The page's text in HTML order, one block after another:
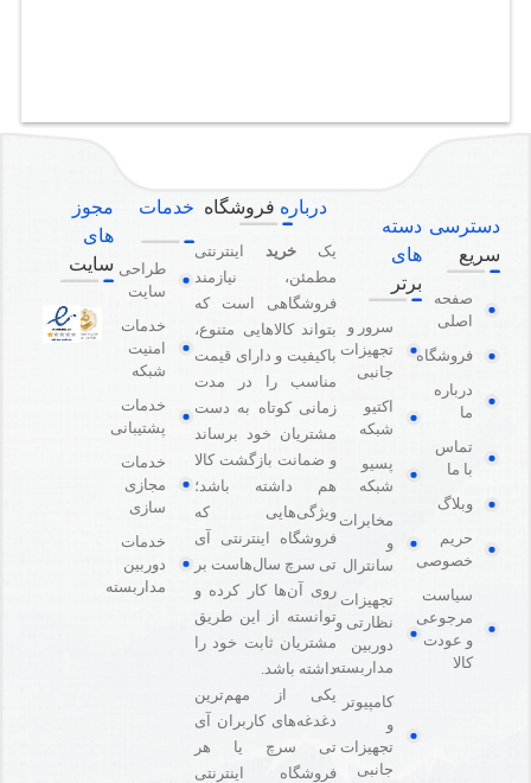
دسترسی
سریع
صفحه
اصلی
فروشگاه
درباره
ما
تماس
با ما
وبلاگ
حریم
خصوصی
سیاست
مرجوعی
و عودت
کالا
دسته
های
برتر
سرور و
تجهیزات
جانبی
اکتیو
شبکه
پسیو
شبکه
مخابرات
و
سانترال
تجهیزات
نظارتی و
دوربین
مداربسته
کامپیوتر
و
تجهیزات
جانبی
درباره فروشگاه
یک خرید اینترنتی
مطمئن، نیازمند
فروشگاهی است که
بتواند کالاهایی متنوع،
باکیفیت و دارای قیمت
مناسب را در مدت
زمانی کوتاه به دست
مشتریان خود برساند
و ضمانت بازگشت کالا
هم داشته باشد؛
ویژگی‌هایی که
فروشگاه اینترنتی آی
تی سرچ سال‌هاست بر
روی آن‌ها کار کرده و
توانسته از این طریق
مشتریان ثابت خود را
داشته باشد.
یکی از مهم‌ترین
دغدغه‌های کاربران آی
تی سرچ یا هر
فروشگاه‌ اینترنتی
خدمات
طراحی
سایت
خدمات
امنیت
شبکه
خدمات
پشتیبانی
خدمات
مجازی
سازی
خدمات
دوربین
مداربسته
مجوز
های
سایت